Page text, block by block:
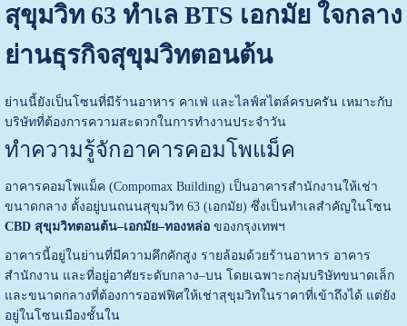
สุขุมวิท 63 ทำเล BTS เอกมัย ใจกลาง
ย่านธุรกิจสุขุมวิทตอนต้น
ย่านนี้ยังเป็นโซนที่มีร้านอาหาร คาเฟ่ และไลฟ์สไตล์ครบครัน เหมาะกับ
บริษัทที่ต้องการความสะดวกในการทำงานประจำวัน
ทำความรู้จักอาคารคอมโพแม็ค
อาคารคอมโพแม็ค (Compomax Building) เป็นอาคารสำนักงานให้เช่า
ขนาดกลาง ตั้งอยู่บนถนนสุขุมวิท 63 (เอกมัย) ซึ่งเป็นทำเลสำคัญในโซน
CBD สุขุมวิทตอนต้น–เอกมัย–ทองหล่อของกรุงเทพฯ
อาคารนี้อยู่ในย่านที่มีความคึกคักสูง รายล้อมด้วยร้านอาหาร อาคาร
สำนักงาน และที่อยู่อาศัยระดับกลาง–บน โดยเฉพาะกลุ่มบริษัทขนาดเล็ก
และขนาดกลางที่ต้องการออฟฟิศให้เช่าสุขุมวิทในราคาที่เข้าถึงได้ แต่ยัง
อยู่ในโซนเมืองชั้นใน